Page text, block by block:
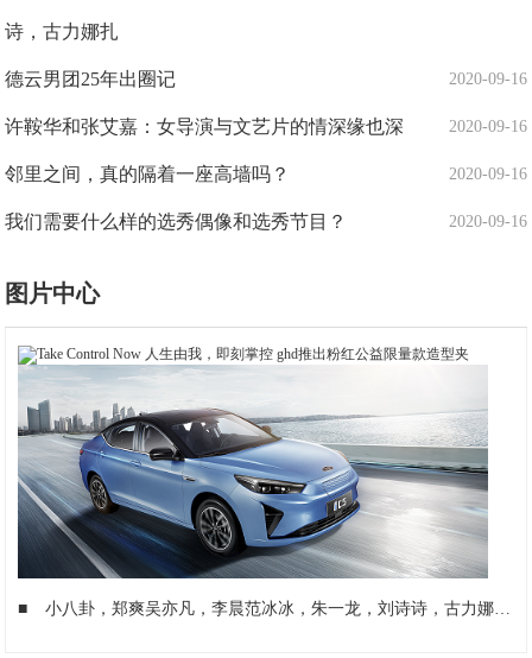
诗，古力娜扎
2020-09-16
德云男团25年出圈记
2020-09-16
许鞍华和张艾嘉：女导演与文艺片的情深缘也深
2020-09-16
邻里之间，真的隔着一座高墙吗？
2020-09-16
我们需要什么样的选秀偶像和选秀节目？
图片中心
■ 小八卦，郑爽吴亦凡，李晨范冰冰，朱一龙，刘诗诗，古力娜扎